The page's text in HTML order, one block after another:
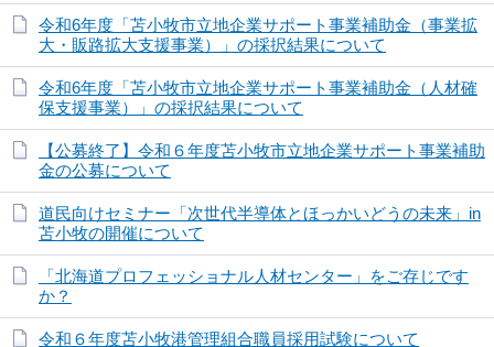
令和6年度「苫小牧市立地企業サポート事業補助金（事業拡
大・販路拡大支援事業）」の採択結果について
令和6年度「苫小牧市立地企業サポート事業補助金（人材確
保支援事業）」の採択結果について
【公募終了】令和６年度苫小牧市立地企業サポート事業補助
金の公募について
道民向けセミナー「次世代半導体とほっかいどうの未来」in
苫小牧の開催について
「北海道プロフェッショナル人材センター」をご存じです
か？
令和６年度苫小牧港管理組合職員採用試験について